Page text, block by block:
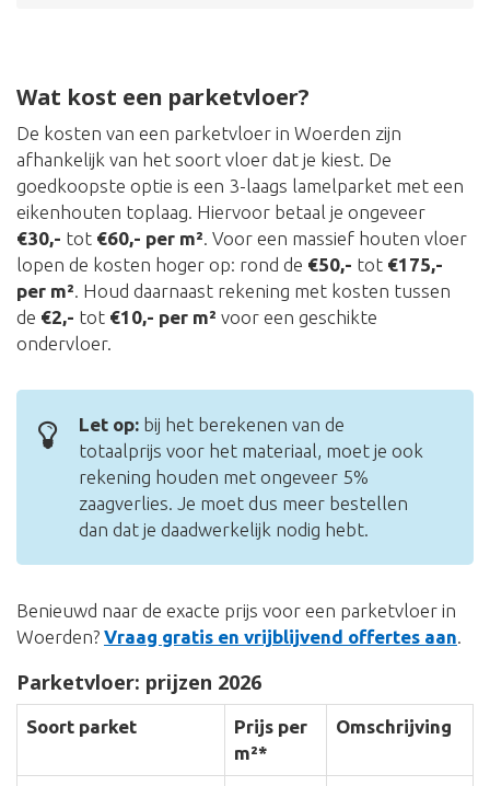
Wat kost een parketvloer?
De kosten van een parketvloer in Woerden zijn
afhankelijk van het soort vloer dat je kiest. De
goedkoopste optie is een 3-laags lamelparket met een
eikenhouten toplaag. Hiervoor betaal je ongeveer
€30,- tot €60,- per m². Voor een massief houten vloer
lopen de kosten hoger op: rond de €50,- tot €175,-
per m². Houd daarnaast rekening met kosten tussen
de €2,- tot €10,- per m² voor een geschikte
ondervloer.
Let op: bij het berekenen van de
totaalprijs voor het materiaal, moet je ook
rekening houden met ongeveer 5%
zaagverlies. Je moet dus meer bestellen
dan dat je daadwerkelijk nodig hebt.
Benieuwd naar de exacte prijs voor een parketvloer in
Woerden? Vraag gratis en vrijblijvend offertes aan.
Parketvloer: prijzen 2026
Soort parket
Prijs per
m²*
Omschrijving